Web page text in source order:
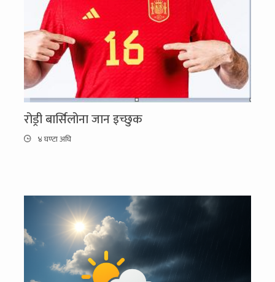
रोड्री बार्सिलोना जान इच्छुक
४ घण्टा अघि